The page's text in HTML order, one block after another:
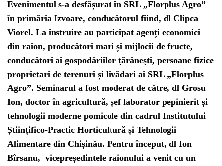
Evenimentul s-a desfășurat în SRL „Florplus Agro”
în primăria Izvoare, conducătorul fiind, dl Clipca
Viorel. La instruire au participat agenți economici
din raion, producători mari și mijlocii de fructe,
conducători ai gospodăriilor ţărăneşti, persoane fizice
proprietari de terenuri și livădari ai SRL „Florplus
Agro”. Seminarul a fost moderat de către, dl Grosu
Ion, doctor în agricultură, șef laborator pepinierit și
tehnologii moderne pomicole din cadrul Institutului
Științifico-Practic Horticultură și Tehnologii
Alimentare din Chișinău. Pentru început, dl Ion
Bîrsanu, vicepreședintele raionului a venit cu un